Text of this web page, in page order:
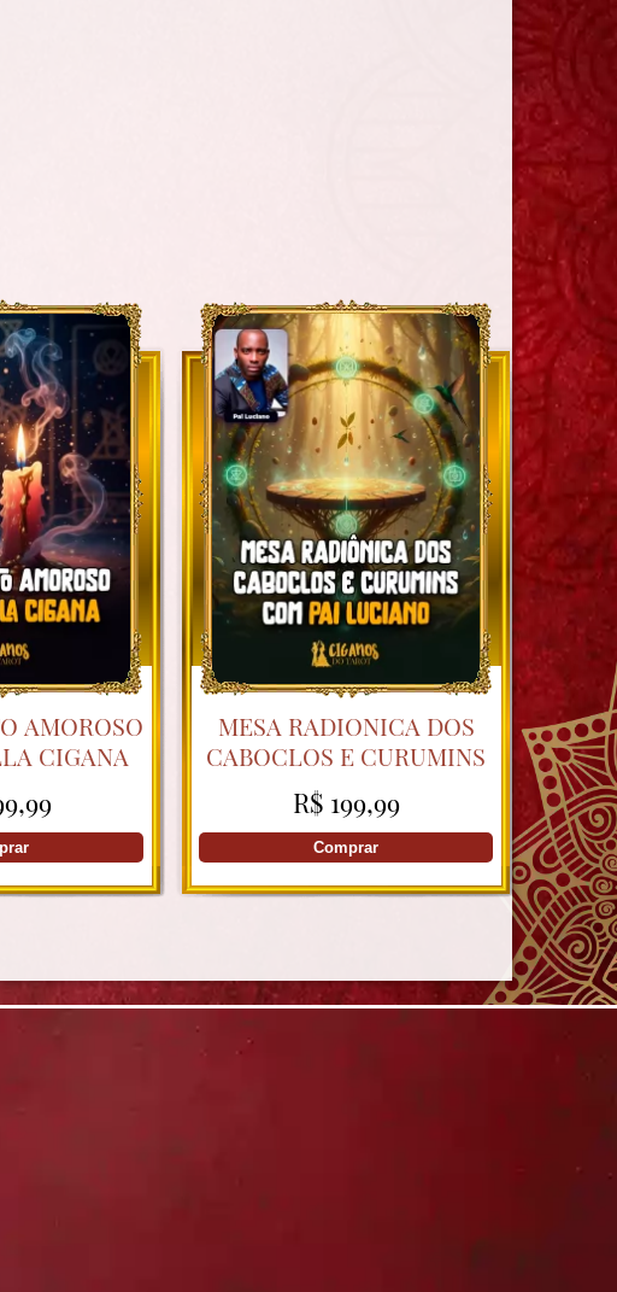
AMOROSO
CIGANA
MESA RADIONICA DOS
CABOCLOS E CURUMINS
COM PAI LUCIANO
R$ 199,99
Comprar